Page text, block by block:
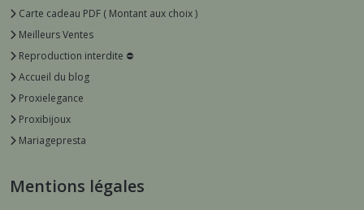
Carte cadeau PDF ( Montant aux choix )
Meilleurs Ventes
Reproduction interdite ⛔️
Accueil du blog
Proxielegance
Proxibijoux
Mariagepresta
Mentions légales